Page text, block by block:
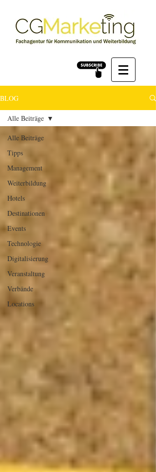
BLOG
Alle Beiträge
Tipps
Management
Weiterbildung
Hotels
Destinationen
Events
Technologie
Digitalisierung
Veranstaltung
Verbände
Locations
Alle Beiträge